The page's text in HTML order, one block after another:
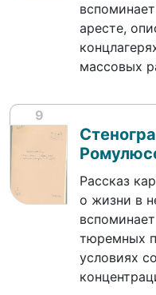
аресте,
массовых
9
Рассказ
о жизни в
тюремных
условиях